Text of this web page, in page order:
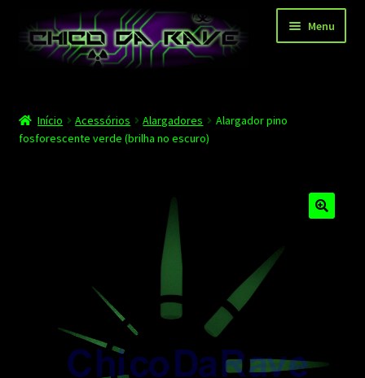
para
navegação
para
Menu
Depoimentos
Início Acessórios Alargadores
Alargador pino
fosforescente verde (brilha no escuro)